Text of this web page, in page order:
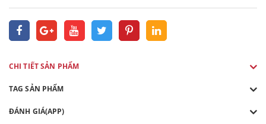
CHI TIẾT SẢN PHẨM
TAG SẢN PHẨM
ĐÁNH GIÁ(APP)